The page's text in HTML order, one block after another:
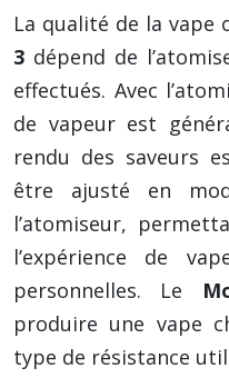
La qualité de la vape
3 dépend de
effectués. Avec
de vapeur est
rendu des saveurs
être ajusté en
l’atomiseur,
l’expérience de
personnelles. Le
produire une vape
type de résistance